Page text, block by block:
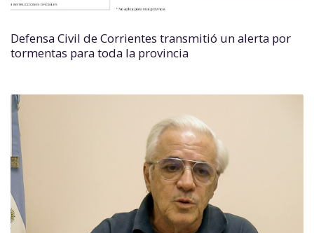
Defensa Civil de Corrientes transmitió un alerta por
tormentas para toda la provincia